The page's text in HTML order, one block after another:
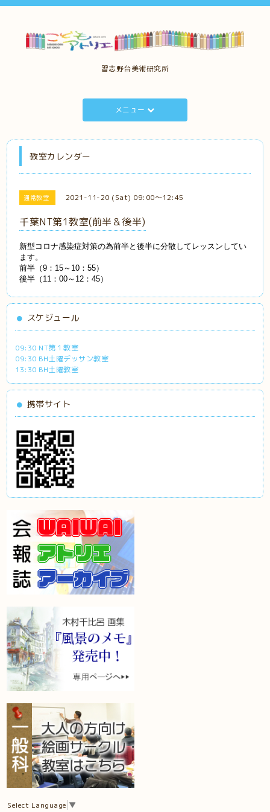
習志野台美術研究所
メニュー
教室カレンダー
通常教室 2021-11-20 (Sat) 09:00～12:45
千葉NT第1教室(前半＆後半)
新型コロナ感染症対策の為前半と後半に分散してレッスンしてい
ます。
前半（9：15～10：55）
後半（11：00～12：45）
スケジュール
09:30 NT第１教室
09:30 BH土曜デッサン教室
13:30 BH土曜教室
携帯サイト
Select Language ▼